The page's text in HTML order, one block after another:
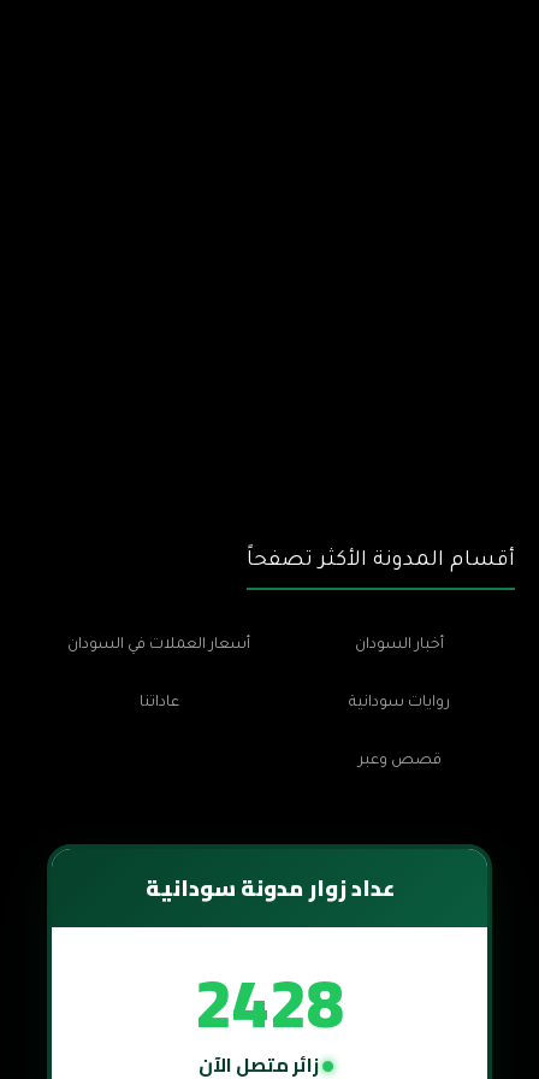
أقسام المدونة الأكثر تصفحاً
أخبار السودان أسعار العملات في السودان
روايات سودانية عاداتنا
قصص وعبر
عداد زوار مدونة سودانية
2428
زائر متصل الآن